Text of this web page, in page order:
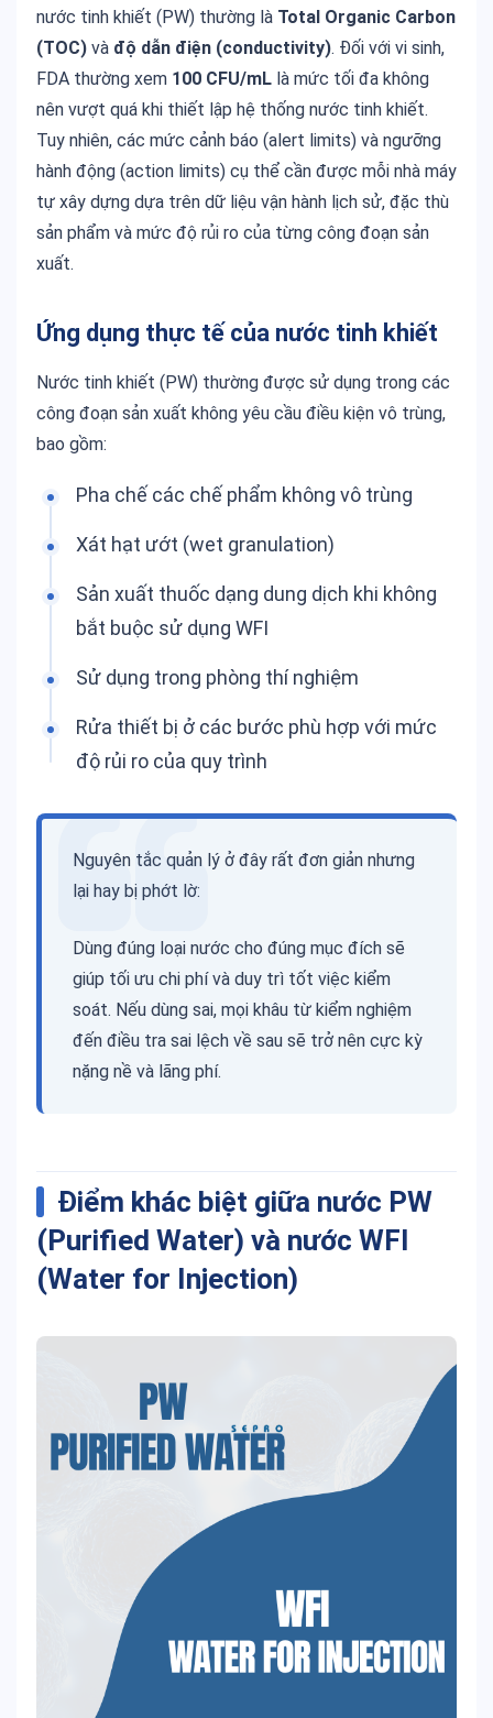
nước tinh khiết (PW) thường là Total Organic Carbon
(TOC) và độ dẫn điện (conductivity). Đối với vi sinh,
FDA thường xem 100 CFU/mL là mức tối đa không
nên vượt quá khi thiết lập hệ thống nước tinh khiết.
Tuy nhiên, các mức cảnh báo (alert limits) và ngưỡng
hành động (action limits) cụ thể cần được mỗi nhà máy
tự xây dựng dựa trên dữ liệu vận hành lịch sử, đặc thù
sản phẩm và mức độ rủi ro của từng công đoạn sản
xuất.
Ứng dụng thực tế của nước tinh khiết
Nước tinh khiết (PW) thường được sử dụng trong các
công đoạn sản xuất không yêu cầu điều kiện vô trùng,
bao gồm:
Pha chế các chế phẩm không vô trùng
Xát hạt ướt (wet granulation)
Sản xuất thuốc dạng dung dịch khi không
bắt buộc sử dụng WFI
Sử dụng trong phòng thí nghiệm
Rửa thiết bị ở các bước phù hợp với mức
độ rủi ro của quy trình
Nguyên tắc quản lý ở đây rất đơn giản nhưng
lại hay bị phớt lờ:
Dùng đúng loại nước cho đúng mục đích sẽ
giúp tối ưu chi phí và duy trì tốt việc kiểm
soát. Nếu dùng sai, mọi khâu từ kiểm nghiệm
đến điều tra sai lệch về sau sẽ trở nên cực kỳ
nặng nề và lãng phí.
Điểm khác biệt giữa nước PW
(Purified Water) và nước WFI
(Water for Injection)